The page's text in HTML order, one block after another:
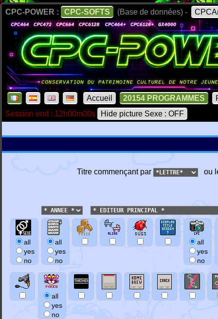
CPC-POWER : CPC-SOFTS (Base de données) -
Accueil 20154 PROGRAMMES
Session end : 12h00m00s
Hide picture Sexe : OFF
Titre commençant par ou
all
yes
no
all
yes
no
all
yes
no
all
yes
no